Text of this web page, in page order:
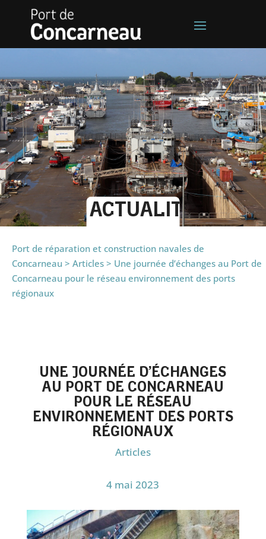
ACTUALITÉS
Port de réparation et construction navales de
Concarneau > Articles > Une journée d’échanges au Port de
Concarneau pour le réseau environnement des ports
régionaux
UNE JOURNÉE D’ÉCHANGES
AU PORT DE CONCARNEAU
POUR LE RÉSEAU
ENVIRONNEMENT DES PORTS
RÉGIONAUX
Articles
4 mai 2023